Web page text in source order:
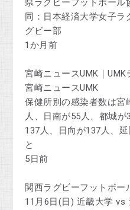
県ラグビーフットボール
同：日本経済大学女子ラ
グビー部
1か月前
宮崎ニュースUMK｜UMK
宮崎ニュースUMK
保健所別の感染者数は宮
人、日南が55人、都城
137人、日向が137人、
と
5日前
関西ラグビーフットボー
11月6日(日) 近畿大学 vs